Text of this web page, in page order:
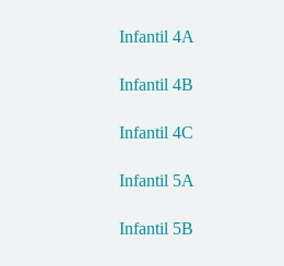
Infantil 4A
Infantil 4B
Infantil 4C
Infantil 5A
Infantil 5B